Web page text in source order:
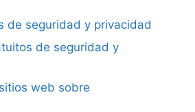
de seguridad y privacidad
de seguridad y
web sobre